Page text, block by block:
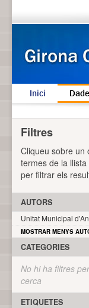
Inici
Filtres
Cliqueu sobre un
termes de la
per filtrar els
AUTORS
Unitat Municipal
MOSTRAR MENYS
CATEGORIES
No hi ha filtres
cerca
ETIQUETES